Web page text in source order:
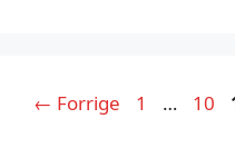
← Forrige Side
1 … Side
10